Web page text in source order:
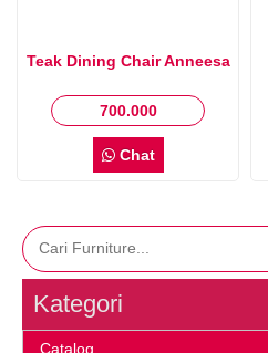
Teak Dining Chair Anneesa
700.000
Chat
Kategori
Catalog